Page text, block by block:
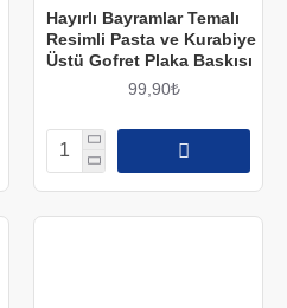
Hayırlı Bayramlar Temalı
Resimli Pasta ve Kurabiye
Üstü Gofret Plaka Baskısı
99,90₺